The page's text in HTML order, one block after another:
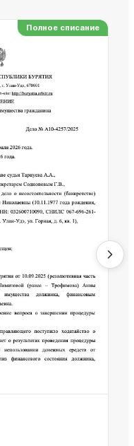
Полное списание